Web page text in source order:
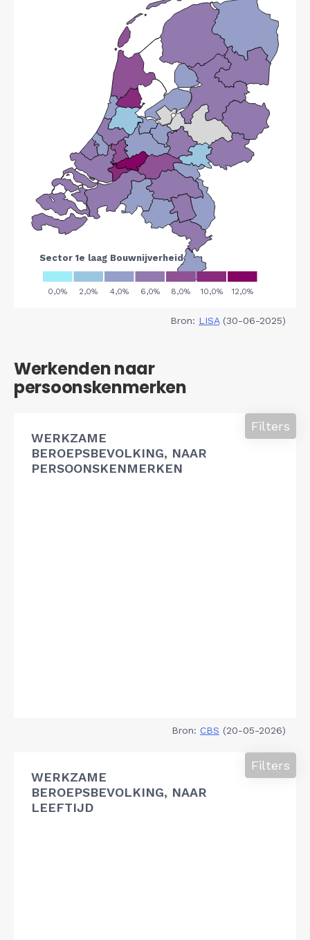
Bron: LISA(30-06-2025)
Werkenden naar
persoonskenmerken
WERKZAME
BEROEPSBEVOLKING, NAAR
PERSOONSKENMERKEN
Filters
Bron: CBS (20-05-2026)
WERKZAME
BEROEPSBEVOLKING, NAAR
LEEFTIJD
Filters